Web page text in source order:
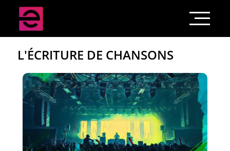
L'ÉCRITURE DE CHANSONS